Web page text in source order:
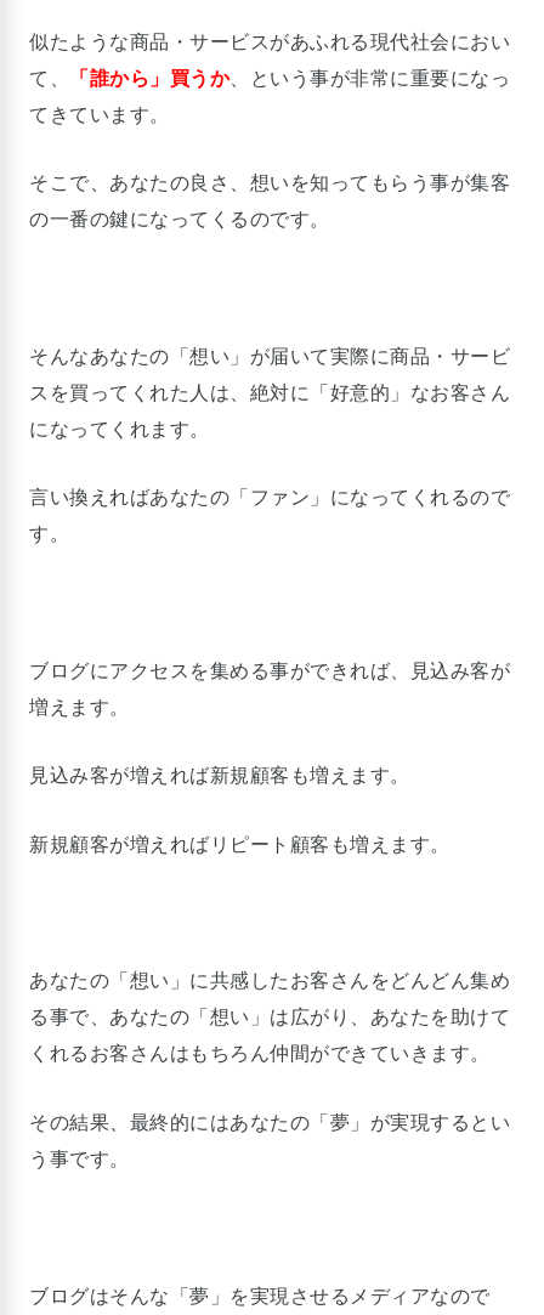
似たような商品・サービスがあふれる現代社会におい
て、
「誰から」買うか、という事が非常に重要になっ
てきています。
そこで、あなたの良さ、想いを知ってもらう事が集客
の一番の鍵になってくるのです。
そんなあなたの「想い」が届いて実際に商品・サービ
スを買ってくれた人は、絶対に「好意的」なお客さん
になってくれます。
言い換えればあなたの「ファン」になってくれるので
す。
ブログにアクセスを集める事ができれば、見込み客が
増えます。
見込み客が増えれば新規顧客も増えます。
新規顧客が増えればリピート顧客も増えます。
あなたの「想い」に共感したお客さんをどんどん集め
る事で、あなたの「想い」は広がり、あなたを助けて
くれるお客さんはもちろん仲間ができていきます。
その結果、最終的にはあなたの「夢」が実現するとい
う事です。
ブログはそんな「夢」を実現させるメディアなので